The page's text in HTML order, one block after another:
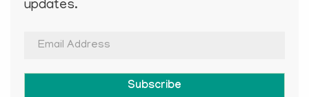
updates.
Subscribe